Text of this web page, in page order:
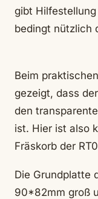
gibt
bedingt nützlich
Beim
gezeigt, dass
den
ist. Hier ist also
Fräskorb der
Die Grundplatte
90*82mm groß